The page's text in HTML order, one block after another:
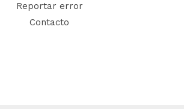
Reportar error
Contacto